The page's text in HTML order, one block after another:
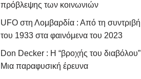
πρόβλεψης των κοινωνιών
UFO στη Λομβαρδία : Από τη συντριβή
του 1933 στα φαινόμενα του 2023
Don Decker : Η “βροχής του διαβόλου”
Μια παραφυσική έρευνα